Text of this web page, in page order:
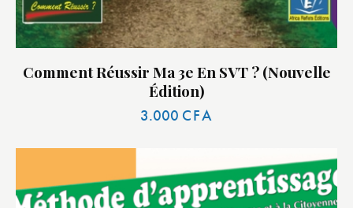
Comment Réussir Ma 3e En SVT ? (nouvelle
Édition)
3.000 CFA